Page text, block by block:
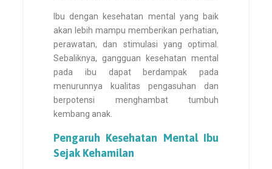
Ibu dengan kesehatan mental yang baik
akan lebih mampu memberikan perhatian,
perawatan, dan stimulasi yang optimal.
Sebaliknya, gangguan kesehatan mental
pada ibu dapat berdampak pada
menurunnya kualitas pengasuhan dan
berpotensi menghambat tumbuh
kembang anak.
Pengaruh Kesehatan Mental Ibu
Sejak Kehamilan